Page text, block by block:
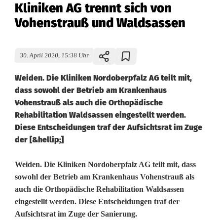
Kliniken AG trennt sich von
Vohenstrauß und Waldsassen
30. April 2020, 15:38 Uhr
Weiden. Die Kliniken Nordoberpfalz AG teilt mit,
dass sowohl der Betrieb am Krankenhaus
Vohenstrauß als auch die Orthopädische
Rehabilitation Waldsassen eingestellt werden.
Diese Entscheidungen traf der Aufsichtsrat im Zuge
der [&hellip;]
K
l
i
Weiden. Die Kliniken Nordoberpfalz AG teilt mit, dass
sowohl der Betrieb am Krankenhaus Vohenstrauß als
auch die Orthopädische Rehabilitation Waldsassen
eingestellt werden. Diese Entscheidungen traf der
Aufsichtsrat im Zuge der Sanierung.